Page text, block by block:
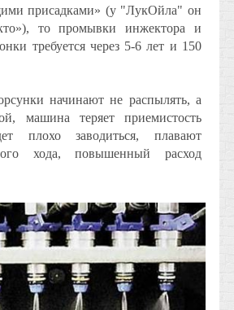
присадками» (у "ЛукОйла" он
то промывки инжектора и
требуется через 5-6 лет и 150
начинают не распылять, а
машина теряет приемистость
плохо заводиться, плавают
хода, повышенный расход